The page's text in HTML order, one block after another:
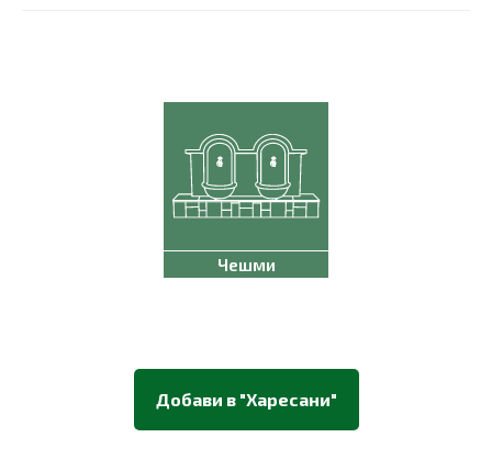
Чешми
Добави в "Харесани"